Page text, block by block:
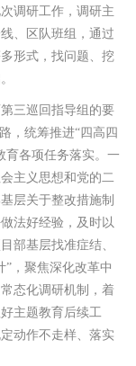
调研工作，调研主
、区队班组，通过
形式，找问题、挖
三巡回指导组的要
，统筹推进“四高四
育各项任务落实。一
主义思想和党的二
层关于整改措施制
法好经验，及时以
部基层找准症结、
，聚焦深化改革中
态化调研机制，着
主题教育后续工
动作不走样、落实